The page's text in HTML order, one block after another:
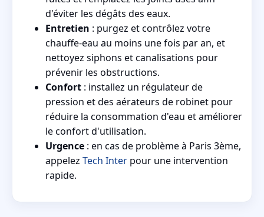
d'éviter les dégâts des eaux.
Entretien : purgez et contrôlez votre
chauffe-eau au moins une fois par an, et
nettoyez siphons et canalisations pour
prévenir les obstructions.
Confort : installez un régulateur de
pression et des aérateurs de robinet pour
réduire la consommation d'eau et améliorer
le confort d'utilisation.
Urgence : en cas de problème à Paris 3ème,
appelez Tech Inter pour une intervention
rapide.